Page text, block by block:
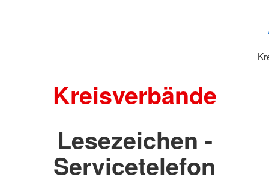
Kreisverbände
Lesezeichen -
Servicetelefon